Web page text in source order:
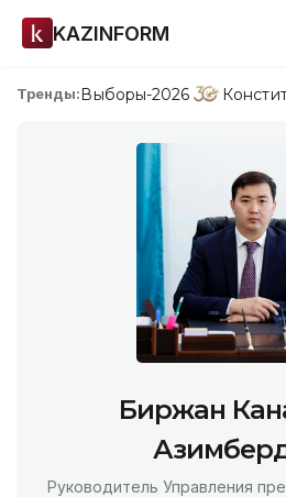
KAZINFORM
Тренды:Выборы-2026
Биржан
Руководитель Управления